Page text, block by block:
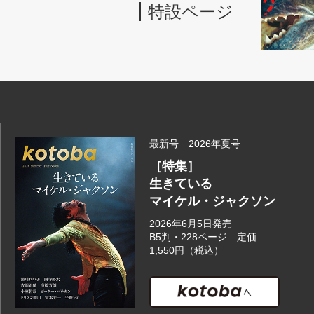
特設ページ
最新号 2026年夏号
［特集］
生きている
マイケル・ジャクソン
2026年6月5日発売
B5判・228ページ 定価
1,550円（税込）